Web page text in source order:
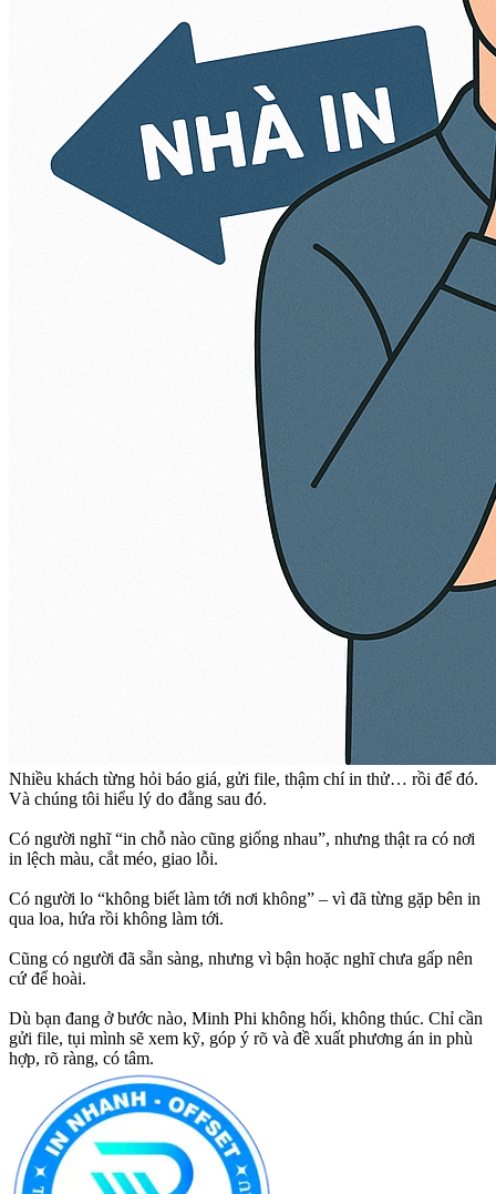
Nhiều khách từng hỏi báo giá, gửi file, thậm chí in thử… rồi để đó.
Và chúng tôi hiểu lý do đằng sau đó.
Có người nghĩ “in chỗ nào cũng giống nhau”, nhưng thật ra có nơi
in lệch màu, cắt méo, giao lỗi.
Có người lo “không biết làm tới nơi không” – vì đã từng gặp bên in
qua loa, hứa rồi không làm tới.
Cũng có người đã sẵn sàng, nhưng vì bận hoặc nghĩ chưa gấp nên
cứ để hoài.
Dù bạn đang ở bước nào, Minh Phi không hối, không thúc. Chỉ cần
gửi file, tụi mình sẽ xem kỹ, góp ý rõ và đề xuất phương án in phù
hợp, rõ ràng, có tâm.